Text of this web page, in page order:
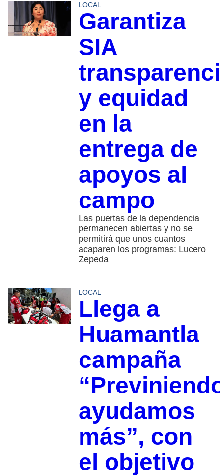
LOCAL
Garantiza
SIA
y equidad
en la
entrega de
apoyos al
campo
Las puertas de la dependencia
permanecen abiertas y no se
permitirá que unos cuantos
acaparen los programas: Lucero
Zepeda
LOCAL
Llega a
Huamantla
campaña
ayudamos
más”, con
el objetivo